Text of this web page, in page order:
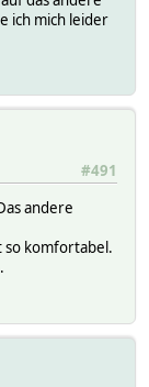
ich mich leider
#491
andere
so komfortabel.